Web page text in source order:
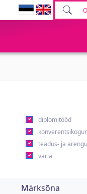
diplomitööd
teadus- ja
varia
Märksõna